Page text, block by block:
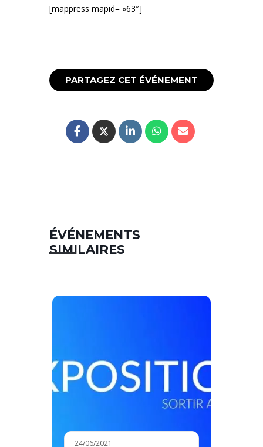
[mappress mapid= »63″]
PARTAGEZ CET ÉVÉNEMENT
ÉVÉNEMENTS
SIMILAIRES
24/06/2021